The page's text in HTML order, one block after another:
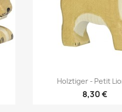
Aperçu
Holztiger - Petit
8,30 €